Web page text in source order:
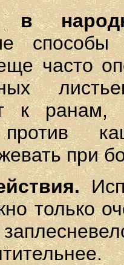
в
часто
к
против
при
только